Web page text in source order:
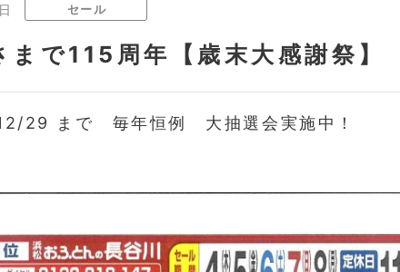
セール
まで115周年【歳末大感謝祭】
29 まで 毎年恒例 大抽選会実施中！